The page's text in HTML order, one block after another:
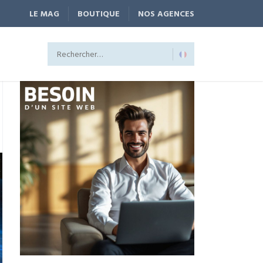
LE MAG BOUTIQUE NOS AGENCES